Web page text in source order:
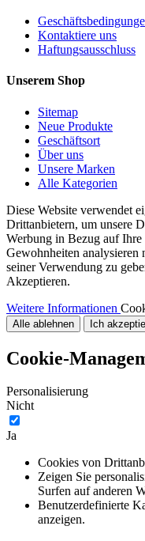
Kontaktiere uns
Haftungsausschluss
Unserem Shop
Sitemap
Neue Produkte
Geschäftsort
Über uns
Unsere Marken
Alle Kategorien
Diese Website verwendet
Drittanbietern, um unsere
Werbung in Bezug auf
Gewohnheiten
seiner Verwendung zu
Akzeptieren.
Weitere Informationen
Alle ablehnen Ich
Cookie-
Personalisierung
Nicht
Ja
Cookies von
Zeigen Sie
Surfen auf anderen
Benutzerdefinierte
anzeigen.